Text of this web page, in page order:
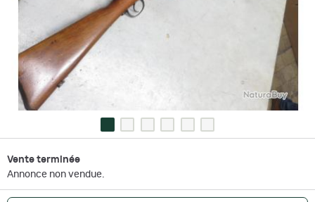
Vente terminée
Annonce non vendue.